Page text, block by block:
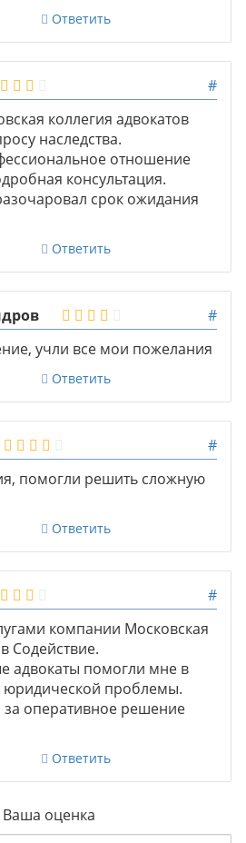
Ответить
#
коллегия адвокатов
наследства.
отношение
консультация.
срок ожидания
Ответить
#
учли все мои пожелания
Ответить
#
помогли решить сложную
Ответить
#
компании Московская
Содействие.
адвокаты помогли мне в
проблемы.
оперативное решение
Ответить
Ваша оценка